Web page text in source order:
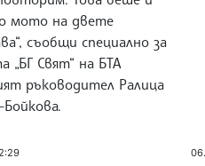
мото на двете
съобщи специално за
„БГ Свят“ на БТА
ръководител Ралица
Бойкова.